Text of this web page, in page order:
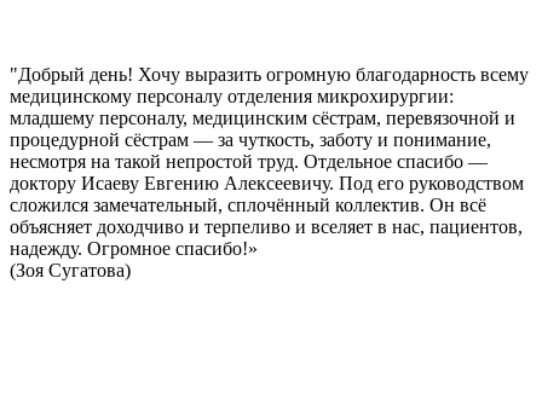
"Добрый день! Хочу выразить огромную благодарность всему
медицинскому персоналу отделения микрохирургии:
младшему персоналу, медицинским сёстрам, перевязочной и
процедурной сёстрам — за чуткость, заботу и понимание,
несмотря на такой непростой труд. Отдельное спасибо —
доктору Исаеву Евгению Алексеевичу. Под его руководством
сложился замечательный, сплочённый коллектив. Он всё
объясняет доходчиво и терпеливо и вселяет в нас, пациентов,
надежду. Огромное спасибо!»
(Зоя Сугатова)